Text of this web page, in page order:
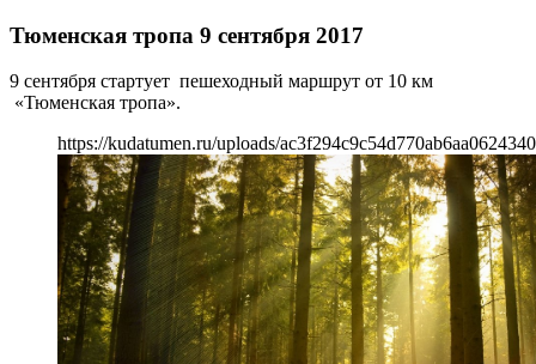
Тюменская тропа 9 сентября 2017
9 сентября стартует пешеходный маршрут от 10 км
«Тюменская тропа».
https://kudatumen.ru/uploads/